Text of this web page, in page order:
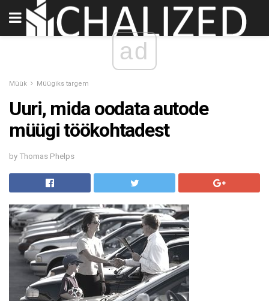
ad
Müük Müügiks targem
Uuri, mida oodata autode
müügi töökohtadest
by Thomas Phelps